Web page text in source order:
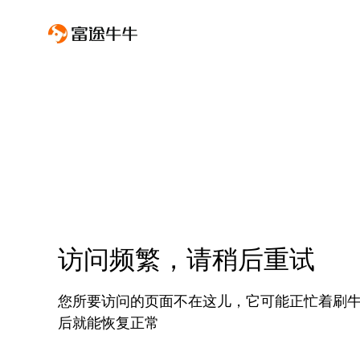
访问频繁，请稍后重试
您所要访问的页面不在这儿，它可能正忙着刷
后就能恢复正常